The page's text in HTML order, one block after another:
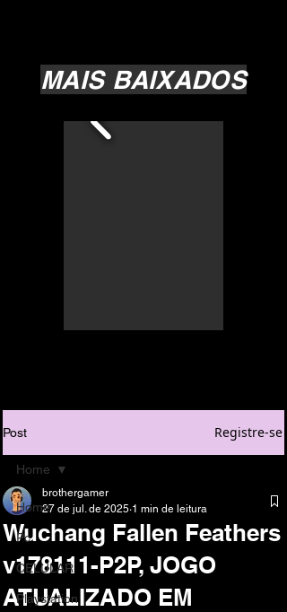
MAIS BAIXADOS
Post Registre-se
Home
Pc
CELULAR
Playstation
Home
Wuchang Fallen Feathers
v178111-P2P, JOGO
ATUALIZADO EM
brothergamer
27 de jul. de 2025 1 min de leitura